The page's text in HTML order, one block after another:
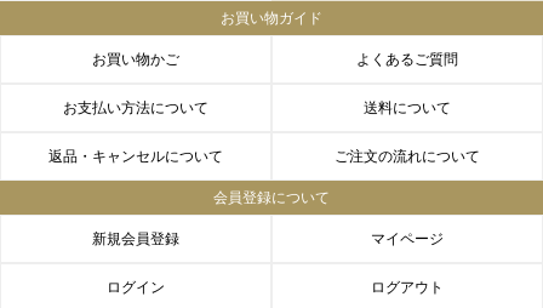
お買い物ガイド
お買い物かご よくあるご質問
お支払い方法について 送料について
返品・キャンセルについて ご注文の流れについて
会員登録について
新規会員登録 マイページ
ログイン ログアウト